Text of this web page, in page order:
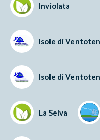
Inviolata
Isole di
Isole di
La Selva